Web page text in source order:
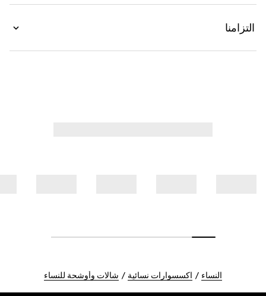
التزامنا
النساء اكسسوارات نسائية شالات وأوشحة للنساء